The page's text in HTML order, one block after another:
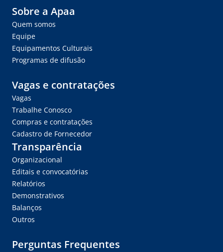
Sobre a Apaa
Quem somos
Equipe
Equipamentos Culturais
Programas de difusão
Vagas e contratações
Vagas
Trabalhe Conosco
Compras e contratações
Cadastro de Fornecedor
Transparência
Organizacional
Editais e convocatórias
Relatórios
Demonstrativos
Balanços
Outros
Perguntas Frequentes